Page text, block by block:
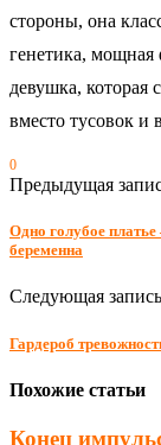
стороны, она
генетика,
девушка, которая
вместо тусовок и
0
Предыдущая
Одно голубое
беременна
Следующая запись
Гардероб
Похожие статьи
Конец